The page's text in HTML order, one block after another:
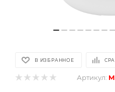
В ИЗБРАННОЕ
Артикул: